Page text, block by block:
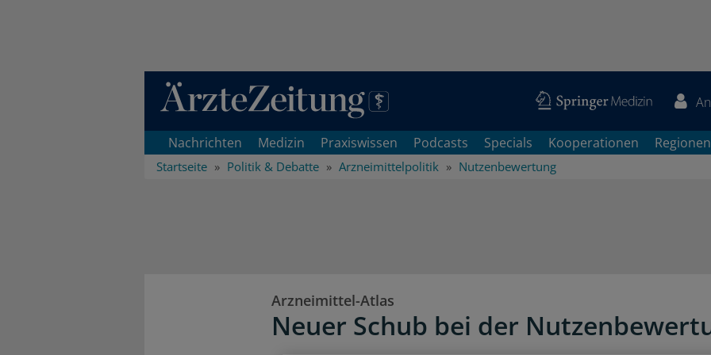
Direkt zum Inhaltsbereich
Nachrichten Medizin Praxiswissen Podcasts Specials Kooperationen Regionen
Startseite Politik & Debatte Arzneimittelpolitik Nutzenbewertung
Arzneimittel-Atlas
Neuer Schub bei der